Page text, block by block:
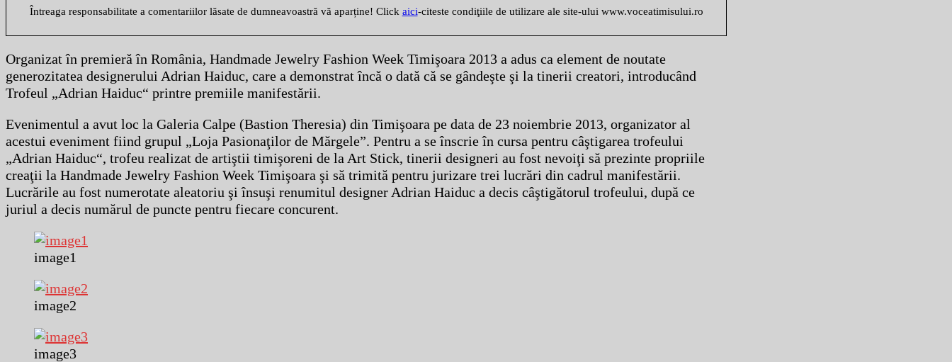
Întreaga responsabilitate a comentariilor lăsate de dumneavoastră vă aparține! Click aici-citeste condiţiile de utilizare ale site-ului www.voceatimisului.ro
Organizat în premieră în România, Handmade Jewelry Fashion Week Timişoara 2013 a adus ca element de noutate
generozitatea designerului Adrian Haiduc, care a demonstrat încă o dată că se gândeşte şi la tinerii creatori, introducând
Trofeul „Adrian Haiduc“ printre premiile manifestării.
Evenimentul a avut loc la Galeria Calpe (Bastion Theresia) din Timişoara pe data de 23 noiembrie 2013, organizator al
acestui eveniment fiind grupul „Loja Pasionaţilor de Mărgele”. Pentru a se înscrie în cursa pentru câştigarea trofeului
„Adrian Haiduc“, trofeu realizat de artiştii timişoreni de la Art Stick, tinerii designeri au fost nevoiţi să prezinte propriile
creaţii la Handmade Jewelry Fashion Week Timişoara şi să trimită pentru jurizare trei lucrări din cadrul manifestării.
Lucrările au fost numerotate aleatoriu şi însuşi renumitul designer Adrian Haiduc a decis câştigătorul trofeului, după ce
juriul a decis numărul de puncte pentru fiecare concurent.
image1
image2
image3